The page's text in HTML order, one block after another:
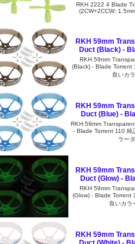
RKH 2222 4 Blade
(2CW+2CCW;
RKH 59mm
Duct (Black) -
RKH 59mm
(Black) - Blade Torrent
良いカ
RKH 59mm
Duct (Blue) -
RKH 59mm
- Blade Torrent 110 純
ラーダ
RKH 59mm
Duct (Glow) -
RKH 59mm
(Glow) - Blade Torrent
良いカラ
RKH 59mm